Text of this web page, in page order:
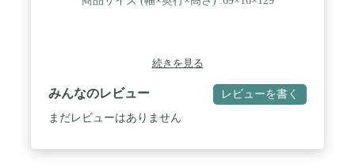
続きを見る
みんなのレビュー レビューを書く
まだレビューはありません